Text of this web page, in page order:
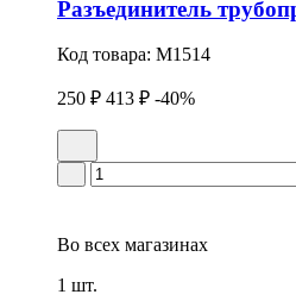
Разъединитель
Код товара: M1514
250 ₽ 413 ₽ -40%
Во всех магазинах
1 шт.